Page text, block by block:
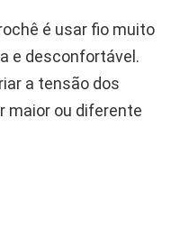
é usar fio muito
e desconfortável.
a tensão dos
maior ou diferente